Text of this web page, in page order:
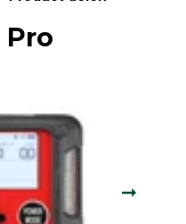
Pro